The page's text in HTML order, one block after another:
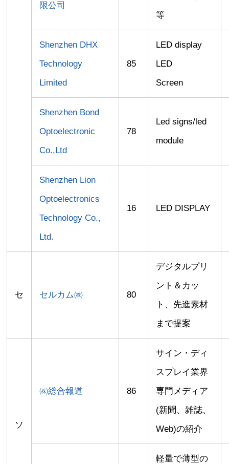
限公司
等
Shenzhen DHX
Technology
Limited
85
LED display
LED
Screen
Shenzhen Bond
Optoelectronic
Co.,Ltd
78
Led signs/led
module
Shenzhen Lion
Optoelectronics
Technology Co.,
Ltd.
16 LED DISPLAY
セ セルカム㈱ 80
デジタルプリ
ント＆カッ
ト、先進素材
まで提案
ソ
㈱総合報道 86
サイン・ディ
スプレイ業界
専門メディア
(新聞、雑誌、
Web)の紹介
軽量で薄型の